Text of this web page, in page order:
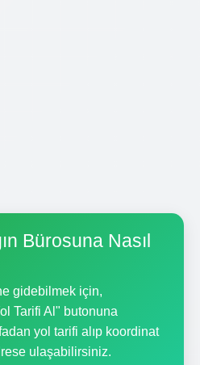
Bürosuna Nasıl
gidebilmek için,
Tarifi Al" butonuna
yol tarifi alıp koordinat
ulaşabilirsiniz.